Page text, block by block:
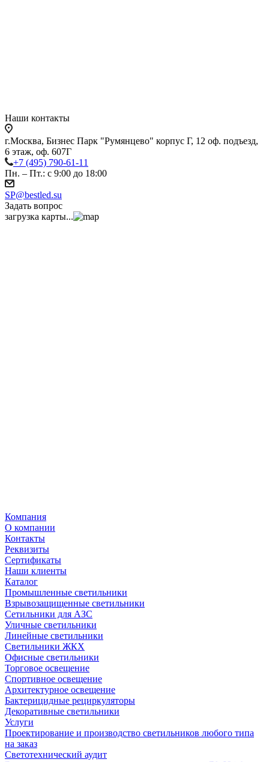
Наши контакты
г.Москва, Бизнес Парк "Румянцево" корпус Г, 12 оф. подъезд,
6 этаж, оф. 607Г
+7 (495) 790-61-11
Пн. – Пт.: с 9:00 до 18:00
SP@bestled.su
Задать вопрос
загрузка карты...
Компания
О компании
Контакты
Реквизиты
Сертификаты
Наши клиенты
Каталог
Промышленные светильники
Взрывозащищенные светильники
Сетильники для АЗС
Уличные светильники
Линейные светильники
Светильники ЖКХ
Офисные светильники
Торговое освещение
Спортивное освещение
Архитектурное освещение
Бактерицидные рециркуляторы
Декоративные светильники
Услуги
Проектирование и производство светильников любого типа
на заказ
Светотехнический аудит